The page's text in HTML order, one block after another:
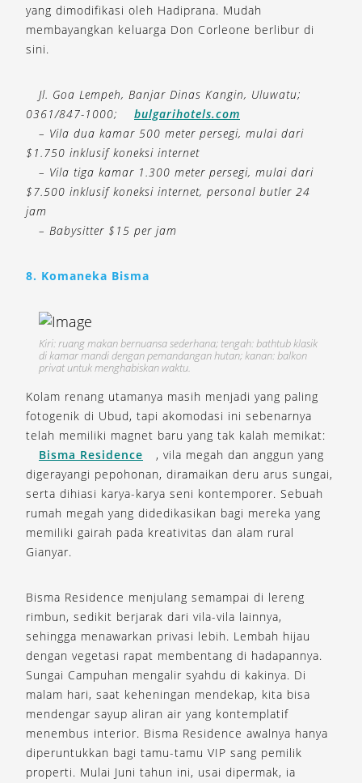
yang dimodifikasi oleh Hadiprana. Mudah
membayangkan keluarga Don Corleone berlibur di
sini.
Jl. Goa Lempeh, Banjar Dinas Kangin, Uluwatu;
0361/847-1000;
bulgarihotels.com
– Vila dua kamar 500 meter persegi, mulai dari
$1.750 inklusif koneksi internet
– Vila tiga kamar 1.300 meter persegi, mulai dari
$7.500 inklusif koneksi internet, personal butler 24
jam
– Babysitter $15 per jam
8. Komaneka Bisma
Kiri: ruang makan bernuansa sederhana; tengah: bathtub klasik
di kamar mandi dengan pemandangan hutan; kanan: balkon
privat untuk menghabiskan waktu.
Kolam renang utamanya masih menjadi yang paling
fotogenik di Ubud, tapi akomodasi ini sebenarnya
telah memiliki magnet baru yang tak kalah memikat:
Bisma Residence
, vila megah dan anggun yang
digerayangi pepohonan, diramaikan deru arus sungai,
serta dihiasi karya-karya seni kontemporer. Sebuah
rumah megah yang didedikasikan bagi mereka yang
memiliki gairah pada kreativitas dan alam rural
Gianyar.
Bisma Residence menjulang semampai di lereng
rimbun, sedikit berjarak dari vila-vila lainnya,
sehingga menawarkan privasi lebih. Lembah hijau
dengan vegetasi rapat membentang di hadapannya.
Sungai Campuhan mengalir syahdu di kakinya. Di
malam hari, saat keheningan mendekap, kita bisa
mendengar sayup aliran air yang kontemplatif
menembus interior. Bisma Residence awalnya hanya
diperuntukkan bagi tamu-tamu VIP sang pemilik
properti. Mulai Juni tahun ini, usai dipermak, ia